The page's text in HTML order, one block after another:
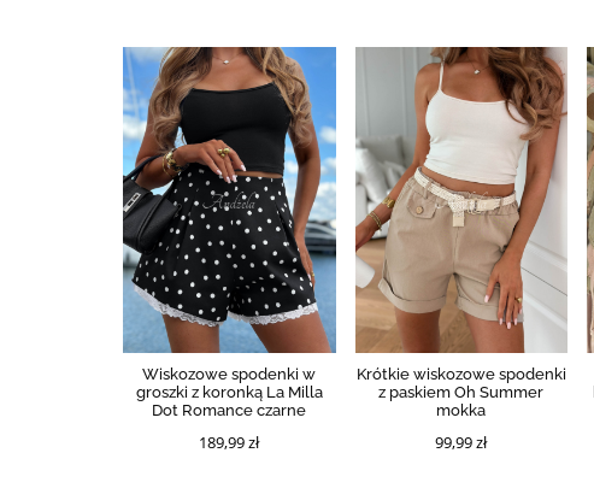
Wiskozowe spodenki w
groszki z koronką La Milla
Dot Romance czarne
189,99 zł
Krótkie wiskozowe spodenki
z paskiem Oh Summer
mokka
99,99 zł